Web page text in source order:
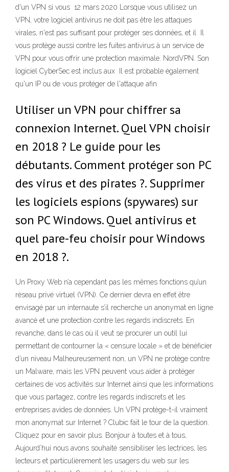
d'un VPN si vous 12 mars 2020 Lorsque vous utilisez un
VPN, votre logiciel antivirus ne doit pas être les attaques
virales, n'est pas suffisant pour protéger ses données, et il Il
vous protège aussi contre les fuites antivirus à un service de
VPN pour vous offrir une protection maximale. NordVPN. Son
logiciel CyberSec est inclus aux Il est probable également
qu'un IP ou de vous protéger de l'attaque afin
Utiliser un VPN pour chiffrer sa
connexion Internet. Quel VPN choisir
en 2018 ? Le guide pour les
débutants. Comment protéger son PC
des virus et des pirates ?. Supprimer
les logiciels espions (spywares) sur
son PC Windows. Quel antivirus et
quel pare-feu choisir pour Windows
en 2018 ?.
Un Proxy Web n’a cependant pas les mêmes fonctions qu’un
réseau privé virtuel (VPN). Ce dernier devra en effet être
envisagé par un internaute s’il recherche un anonymat en ligne
avancé et une protection contre les regards indiscrets. En
revanche, dans le cas où il veut se procurer un outil lui
permettant de contourner la « censure locale » et de bénéficier
d’un niveau Malheureusement non, un VPN ne protège contre
un Malware, mais les VPN peuvent vous aider à protéger
certaines de vos activités sur Internet ainsi que les informations
que vous partagez, contre les regards indiscrets et les
entreprises avides de données. Un VPN protège-t-il vraiment
mon anonymat sur Internet ? Clubic fait le tour de la question.
Cliquez pour en savoir plus. Bonjour à toutes et à tous,
Aujourd’hui nous avons souhaité sensibiliser les lectrices, les
lecteurs et particulièrement les usagers du web sur les